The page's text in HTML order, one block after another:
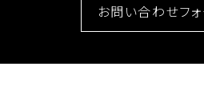
お問い合わせフ